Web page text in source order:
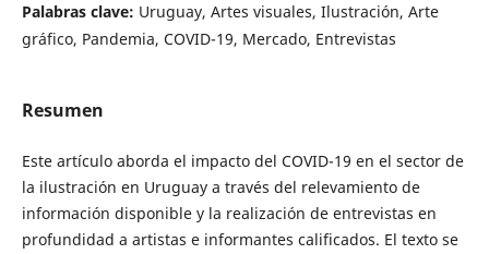
Palabras clave: Uruguay, Artes visuales, Ilustración, Arte
gráfico, Pandemia, COVID-19, Mercado, Entrevistas
Resumen
Este artículo aborda el impacto del COVID-19 en el sector de
la ilustración en Uruguay a través del relevamiento de
información disponible y la realización de entrevistas en
profundidad a artistas e informantes calificados. El texto se